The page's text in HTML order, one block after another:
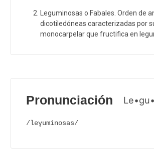
Leguminosas o Fabales. Orden de
dicotiledóneas caracterizadas por
monocarpelar que fructifica en
Pronunciación
/leɣuminosas/